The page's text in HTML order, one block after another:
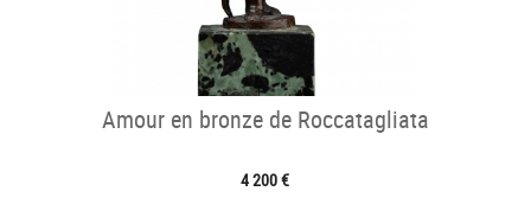
Amour en bronze de Roccatagliata
4 200 €